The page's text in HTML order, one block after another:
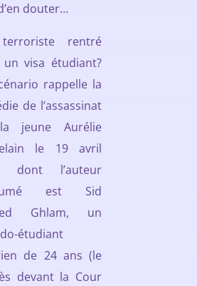
douter…
rentré
un visa étudiant?
rappelle la
de l’assassinat
jeune Aurélie
le 19 avril
dont l’auteur
est Sid
Ghlam, un
étudiant
de 24 ans (le
devant la Cour